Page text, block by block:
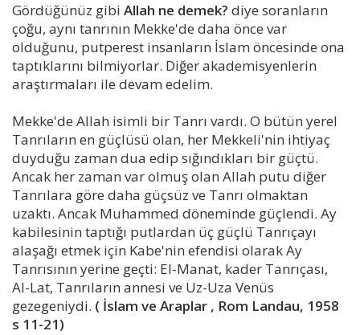
Gördüğünüz gibi Allah ne demek? diye soranların
çoğu, aynı tanrının Mekke'de daha önce var
olduğunu, putperest insanların İslam öncesinde ona
taptıklarını bilmiyorlar. Diğer akademisyenlerin
araştırmaları ile devam edelim.
Mekke'de Allah isimli bir Tanrı vardı. O bütün yerel
Tanrıların en güçlüsü olan, her Mekkeli'nin ihtiyaç
duyduğu zaman dua edip sığındıkları bir güçtü.
Ancak her zaman var olmuş olan Allah putu diğer
Tanrılara göre daha güçsüz ve Tanrı olmaktan
uzaktı. Ancak Muhammed döneminde güçlendi. Ay
kabilesinin taptığı putlardan üç güçlü Tanrıçayı
alaşağı etmek için Kabe'nin efendisi olarak Ay
Tanrısının yerine geçti: El-Manat, kader Tanrıçası,
Al-Lat, Tanrıların annesi ve Uz-Uza Venüs
gezegeniydi. ( İslam ve Araplar , Rom Landau, 1958
s 11-21)